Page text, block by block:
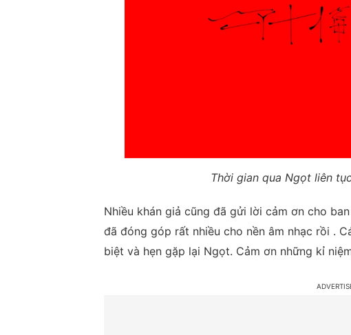
Thời gian qua Ngọt liên
Nhiều khán giả cũng đã gửi lời cảm ơn cho
đã đóng góp rất nhiều cho nền âm nhạc rồi .
biệt và hẹn gặp lại Ngọt. Cảm ơn những kỉ